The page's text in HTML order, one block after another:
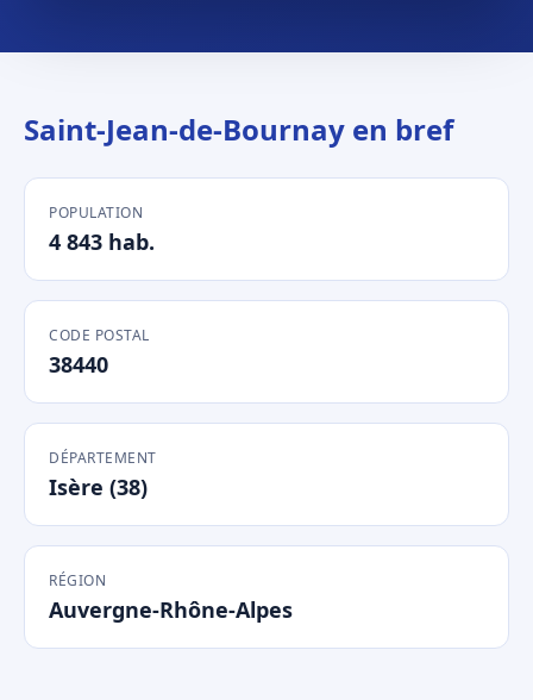
Saint-Jean-de-Bournay en bref
POPULATION
4 843 hab.
CODE POSTAL
38440
DÉPARTEMENT
Isère (38)
RÉGION
Auvergne-Rhône-Alpes